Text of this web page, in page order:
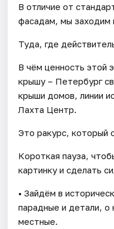
В отличие от
фасадам, мы заходим
Туда, где
В чём ценность этой
крышу – Петербург
крыши домов, линии
Лахта Центр.
Это ракурс, который
Короткая пауза,
картинку и сделать
• Зайдём в
парадные и детали,
местные.